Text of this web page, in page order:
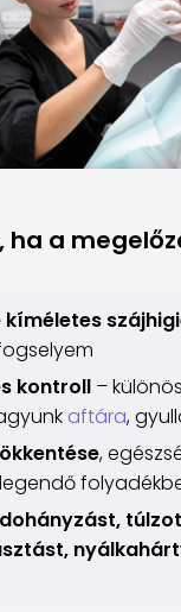
a
kíméletes
kontroll –
aftára,
,